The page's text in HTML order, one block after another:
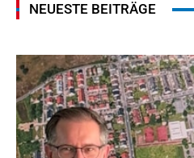
NEUESTE BEITRÄGE